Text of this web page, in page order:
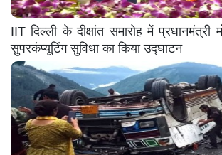
IIT दिल्ली के दीक्षांत समारोह में प्रधानमंत्री
सुपरकंप्यूटिंग सुविधा का किया उद्घाटन